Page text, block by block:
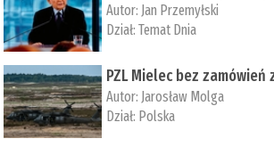
Autor: Jan Przemyłski
Dział:Temat Dnia
PZL Mielec bez zamówień
Autor: Jarosław Molga
Dział: Polska